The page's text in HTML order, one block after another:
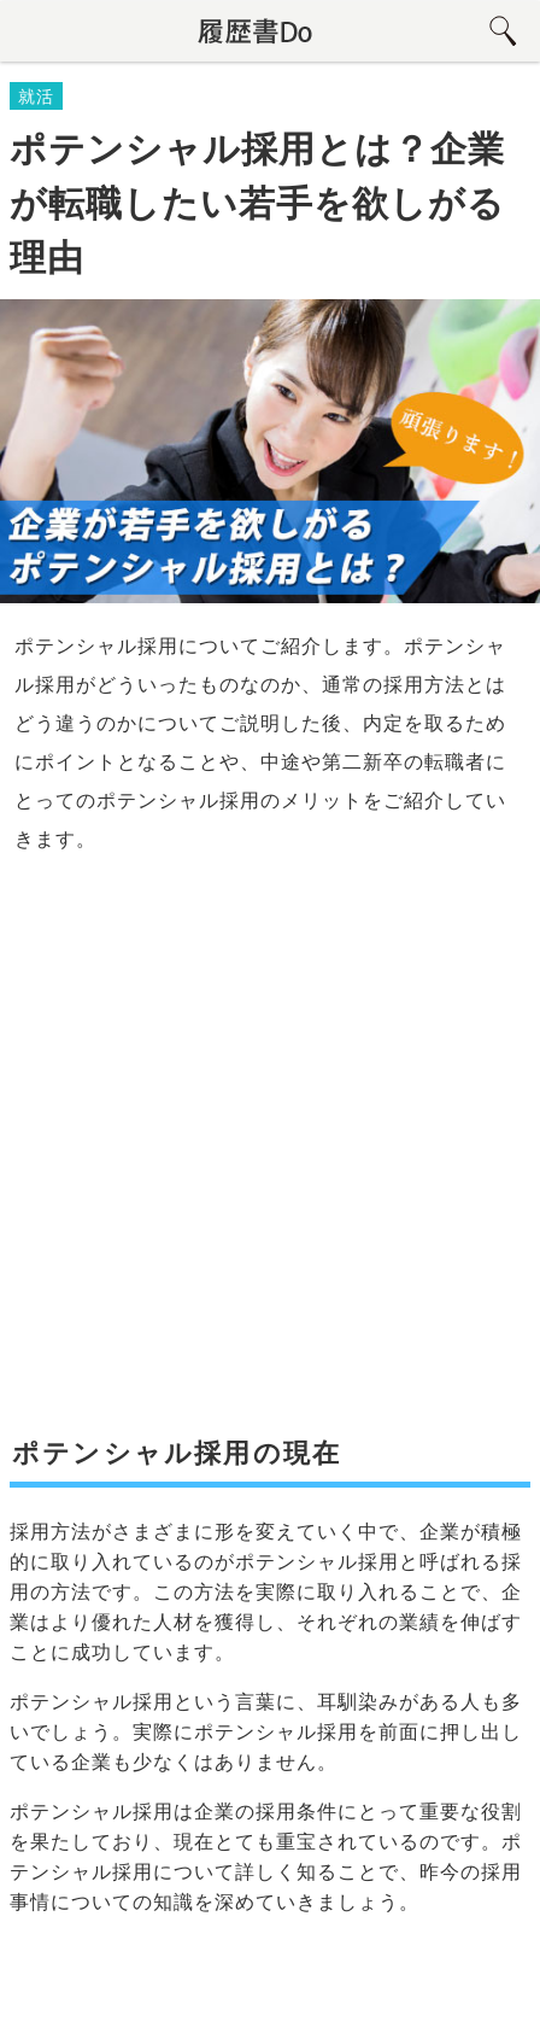
就活
ポテンシャル採用とは？企業
が転職したい若手を欲しがる
理由
ポテンシャル採用についてご紹介します。ポテンシャ
ル採用がどういったものなのか、通常の採用方法とは
どう違うのかについてご説明した後、内定を取るため
にポイントとなることや、中途や第二新卒の転職者に
とってのポテンシャル採用のメリットをご紹介してい
きます。
ポテンシャル採用の現在
採用方法がさまざまに形を変えていく中で、企業が積極
的に取り入れているのがポテンシャル採用と呼ばれる採
用の方法です。この方法を実際に取り入れることで、企
業はより優れた人材を獲得し、それぞれの業績を伸ばす
ことに成功しています。
ポテンシャル採用という言葉に、耳馴染みがある人も多
いでしょう。実際にポテンシャル採用を前面に押し出し
ている企業も少なくはありません。
ポテンシャル採用は企業の採用条件にとって重要な役割
を果たしており、現在とても重宝されているのです。ポ
テンシャル採用について詳しく知ることで、昨今の採用
事情についての知識を深めていきましょう。